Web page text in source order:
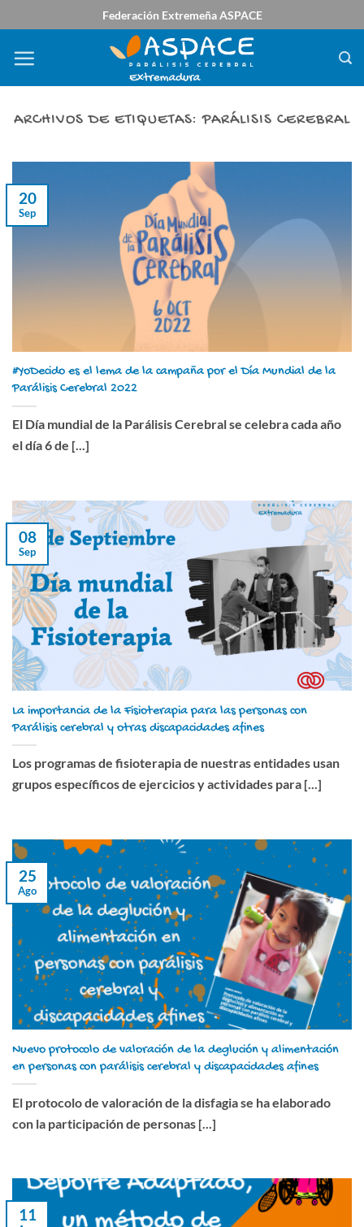
al
contenido
Federación Extremeña ASPACE
ARCHIVOS DE ETIQUETAS:PARÁLISIS CEREBRAL
#YoDecido es el lema de la campaña por el Día Mundial de la
Parálisis Cerebral 2022
El Día mundial de la Parálisis Cerebral se celebra cada año
el día 6 de [...]
20
Sep
La importancia de la Fisioterapia para las personas con
Parálisis cerebral y otras discapacidades afines
Los programas de fisioterapia de nuestras entidades usan
grupos específicos de ejercicios y actividades para [...]
08
Sep
Nuevo protocolo de valoración de la deglución y alimentación
en personas con parálisis cerebral y discapacidades afines
El protocolo de valoración de la disfagia se ha elaborado
con la participación de personas [...]
25
Ago
11